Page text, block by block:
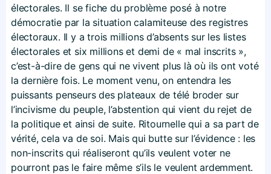
électorales. Il se fiche du problème posé à notre
démocratie par la situation calamiteuse des registres
électoraux. Il y a trois millions d’absents sur les listes
électorales et six millions et demi de « mal inscrits »,
c’est-à-dire de gens qui ne vivent plus là où ils ont voté
la dernière fois. Le moment venu, on entendra les
puissants penseurs des plateaux de télé broder sur
l’incivisme du peuple, l’abstention qui vient du rejet de
la politique et ainsi de suite. Ritournelle qui a sa part de
vérité, cela va de soi. Mais qui butte sur l’évidence : les
non-inscrits qui réaliseront qu’ils veulent voter ne
pourront pas le faire même s’ils le veulent ardemment.